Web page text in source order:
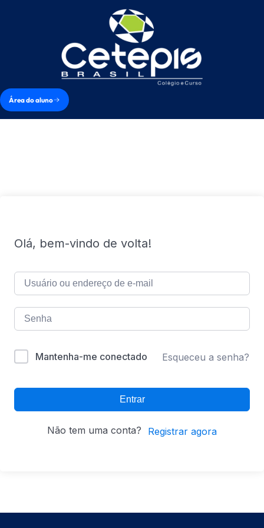
Área do aluno
Olá, bem-vindo de volta!
Mantenha-me conectado Esqueceu a senha?
Entrar
Não tem uma conta? Registrar agora